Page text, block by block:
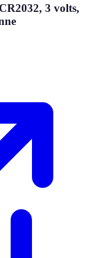
3 volts,